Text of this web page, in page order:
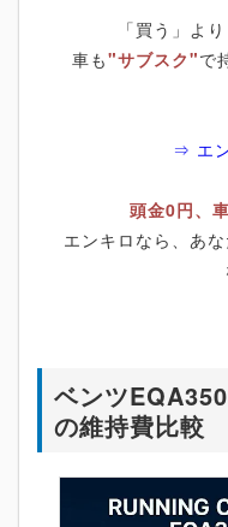
「買う」よ
車も"サブスク"で
⇒ エ
頭金0円、
エンキロなら、あ
ベンツ
の維持費比較